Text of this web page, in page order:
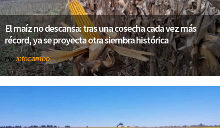
El maíz no descansa: tras una cosecha cada vez más
récord, ya se proyecta otra siembra histórica
Porinfocampo